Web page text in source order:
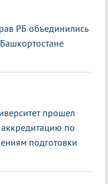
РБ объединились
прошел
по
подготовки